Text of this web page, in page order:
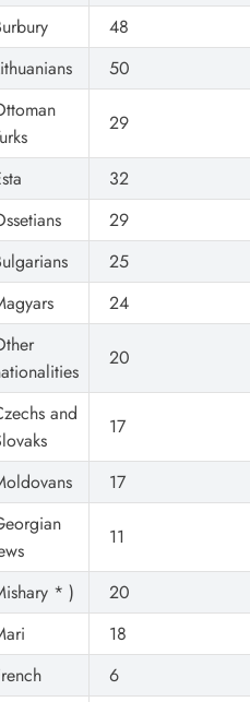
48
50
29
32
29
25
24
20
and
17
17
11
* ) 20
18
6